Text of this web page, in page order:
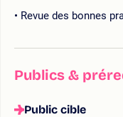
Revue des bonnes
Publics &
Public cible